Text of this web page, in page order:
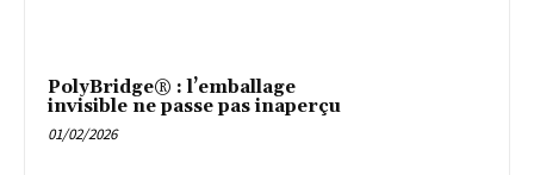
PolyBridge® : l’emballage
invisible ne passe pas inaperçu
01/02/2026